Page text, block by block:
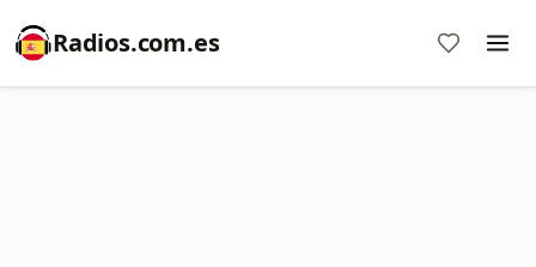
Radios.com.es